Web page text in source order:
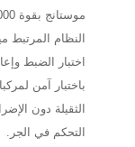
موستانج بقوة 3000 حصان
النظام المرتبط
اختبار الضبط
باختبار آمن
الثقيلة دون
التحكم في الجر.